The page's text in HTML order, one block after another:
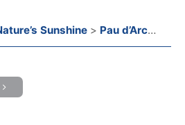
Sunshine Pau d’Arco | Marilène Perreault – 9 mars 2021